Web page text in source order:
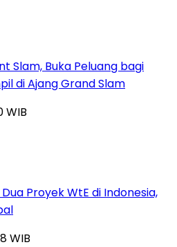
Slam, Buka Peluang bagi
di Ajang Grand Slam
WIB
Dua Proyek WtE di Indonesia,
WIB